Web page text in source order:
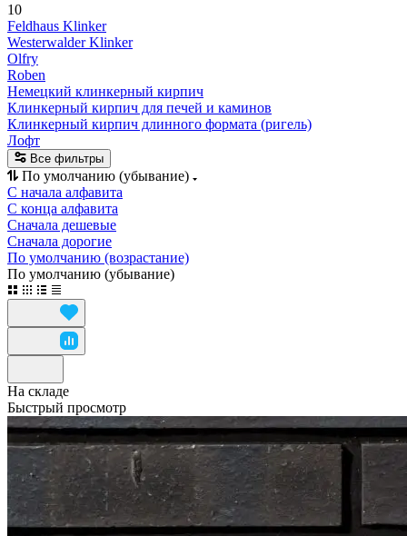
10
Feldhaus Klinker
Westerwalder Klinker
Olfry
Roben
Немецкий клинкерный кирпич
Клинкерный кирпич для печей и каминов
Клинкерный кирпич длинного формата (ригель)
Лофт
Все фильтры
По умолчанию (убывание)
С начала алфавита
С конца алфавита
Сначала дешевые
Сначала дорогие
По умолчанию (возрастание)
По умолчанию (убывание)
На складе
Быстрый просмотр